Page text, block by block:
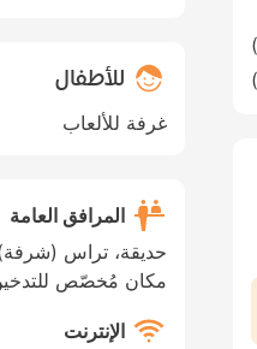
)
) للأطفال
غرفة للألعاب
المرافق العامة
حديقة، تراس
مكان مُخصّص
الإنترنت